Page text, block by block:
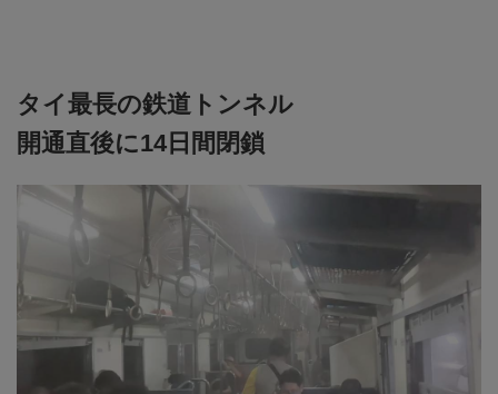
タイ最長の鉄道トンネル
開通直後に14日間閉鎖